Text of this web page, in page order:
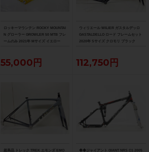
ロッキーマウンテン ROCKY MOUNTAI
N グローラー GROWLER 50 MTB フレ
ームのみ 2021年 Mサイズ イエロー
55,000円
ウィリエール WILIER ガスタルデッロ
GASTALDELLO ロード フレームセット
2020年 Sサイズ クロモリ ブラック
112,750円
超美品 トレック TREK エモンダ EMO ◆◆ジャイアント GIANT NRS C1 2005